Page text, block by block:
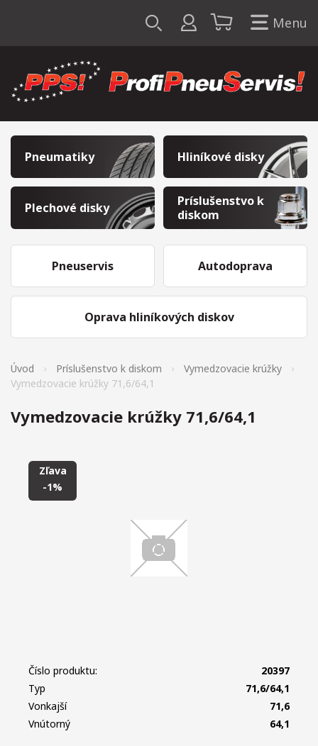
Menu
Pneumatiky Hliníkové disky
Plechové disky
Príslušenstvo k
diskom
Pneuservis
Oprava hliníkových diskov
Autodoprava
Úvod Príslušenstvo k diskom
Vymedzovacie krúžky
Vymedzovacie krúžky 71,6/64,1
Vymedzovacie krúžky 71,6/64,1
Zľava
-1%
Číslo produktu:
20397
Typ
71,6/64,1
Vonkajší
71,6
Vnútorný
64,1